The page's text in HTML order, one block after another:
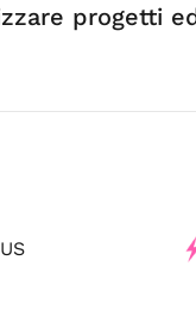
progetti